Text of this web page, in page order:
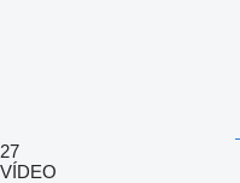
27
VÍDEO